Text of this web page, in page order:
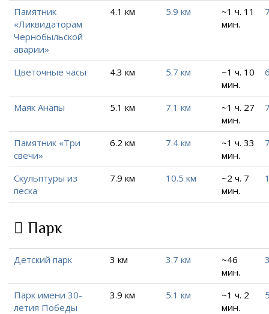
Памятник
«Ликвидаторам
Чернобыльской
аварии»
4.1 км 5.9 км
~1 ч. 11
мин.
Цветочные часы 4.3 км 5.7 км
~1 ч. 10
мин.
Маяк Анапы 5.1 км 7.1 км
~1 ч. 27
мин.
Памятник «Три
свечи»
6.2 км 7.4 км
~1 ч. 33
мин.
Скульптуры из
песка
7.9 км 10.5 км
~2 ч. 7
мин.
Парк
Детский парк 3 км 3.7 км
~46
мин.
Парк имени 30-
летия Победы
3.9 км 5.1 км
~1 ч. 2
мин.